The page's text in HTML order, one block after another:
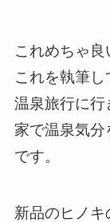
これめちゃ良
これを執筆
温泉旅行に行
家で温泉気
です。
新品のヒノ